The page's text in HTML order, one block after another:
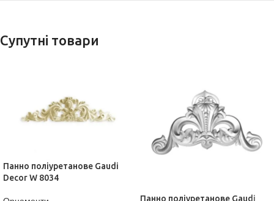
Супутні товари
Панно поліуретанове Gaudi
Decor W 8034
Панно поліуретанове Gaudi